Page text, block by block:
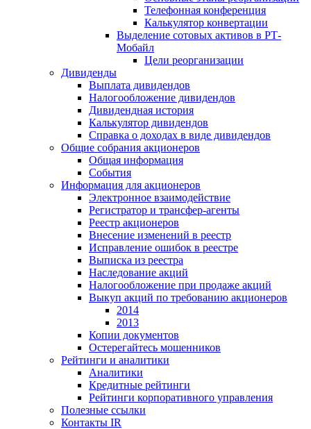
Телефонная конференция
Калькулятор конвертации
Выделение сотовых активов в РТ-
Мобайл
Цели реорганизации
Дивиденды
Выплата дивидендов
Налогообложение дивидендов
Дивидендная история
Калькулятор дивидендов
Справка о доходах в виде дивидендов
Общие собрания акционеров
Общая информация
События
Информация для акционеров
Электронное взаимодействие
Регистратор и трансфер-агенты
Реестр акционеров
Внесение изменений в реестр
Исправление ошибок в реестре
Выписка из реестра
Наследование акций
Налогообложение при продаже акций
Выкуп акций по требованию акционеров
2014
2013
Копии документов
Остерегайтесь мошенников
Рейтинги и аналитики
Аналитики
Кредитные рейтинги
Рейтинги корпоративного управления
Полезные ссылки
Контакты IR